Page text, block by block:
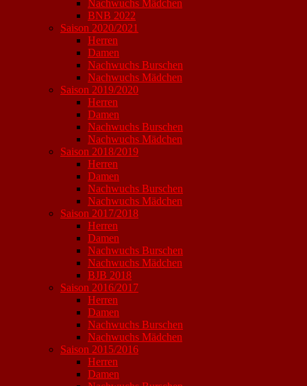
Nachwuchs Mädchen
BNB 2022
Saison 2020/2021
Herren
Damen
Nachwuchs Burschen
Nachwuchs Mädchen
Saison 2019/2020
Herren
Damen
Nachwuchs Burschen
Nachwuchs Mädchen
Saison 2018/2019
Herren
Damen
Nachwuchs Burschen
Nachwuchs Mädchen
Saison 2017/2018
Herren
Damen
Nachwuchs Burschen
Nachwuchs Mädchen
BJB 2018
Saison 2016/2017
Herren
Damen
Nachwuchs Burschen
Nachwuchs Mädchen
Saison 2015/2016
Herren
Damen